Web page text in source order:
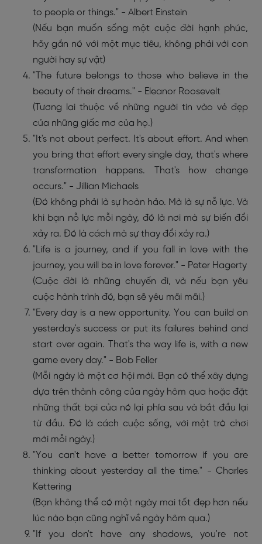
to people or things." - Albert Einstein
(Nếu bạn muốn sống một cuộc đời hạnh phúc,
hãy gắn nó với một mục tiêu, không phải với con
người hay sự vật)
"The future belongs to those who believe in the
beauty of their dreams." - Eleanor Roosevelt
(Tương lai thuộc về những người tin vào vẻ đẹp
của những giấc mơ của họ.)
"It's not about perfect. It's about effort. And when
you bring that effort every single day, that's where
transformation happens. That's how change
occurs." - Jillian Michaels
(Đó không phải là sự hoàn hảo. Mà là sự nỗ lực. Và
khi bạn nỗ lực mỗi ngày, đó là nơi mà sự biến đổi
xảy ra. Đó là cách mà sự thay đổi xảy ra.)
"Life is a journey, and if you fall in love with the
journey, you will be in love forever." - Peter Hagerty
(Cuộc đời là những chuyến đi, và nếu bạn yêu
cuộc hành trình đó, bạn sẽ yêu mãi mãi.)
"Every day is a new opportunity. You can build on
yesterday's success or put its failures behind and
start over again. That's the way life is, with a new
game every day." - Bob Feller
(Mỗi ngày là một cơ hội mới. Bạn có thể xây dựng
dựa trên thành công của ngày hôm qua hoặc đặt
những thất bại của nó lại phía sau và bắt đầu lại
từ đầu. Đó là cách cuộc sống, với một trò chơi
mới mỗi ngày.)
"You can't have a better tomorrow if you are
thinking about yesterday all the time." - Charles
Kettering
(Bạn không thể có một ngày mai tốt đẹp hơn nếu
lúc nào bạn cũng nghĩ về ngày hôm qua.)
"If you don't have any shadows, you're not